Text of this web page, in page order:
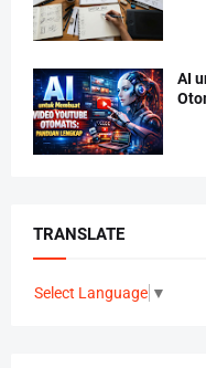
AI
TRANSLATE
Select Language ▼